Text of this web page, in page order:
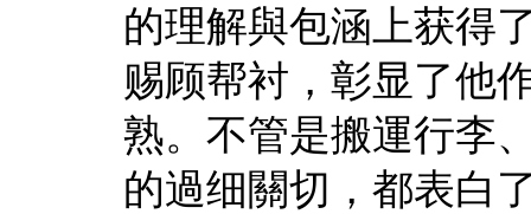
的理解與包涵上获得
赐顾帮衬，彰显了他
熟。不管是搬運行李
的過细關切，都表白